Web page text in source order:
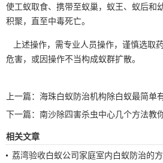
使工蚁取食、携带至蚁巢，蚁王、蚁后和
积聚，直至中毒死亡。
上述操作，需专业人员操作，谨慎选取
危害，或因操作不当构成蚁群扩散。
上一篇： 海珠白蚁防治机构除白蚁最简单
下一篇： 南沙除四害杀虫中心几个方法教
相关文章
荔​湾验收白蚁公司家庭室内白蚁防治的